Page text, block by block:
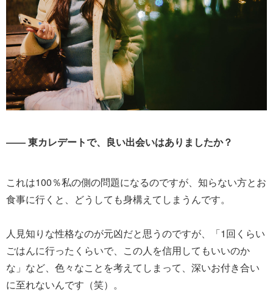
―― 東カレデートで、良い出会いはありましたか？
これは100％私の側の問題になるのですが、知らない方とお
食事に行くと、どうしても身構えてしまうんです。
人見知りな性格なのが元凶だと思うのですが、「1回くらい
ごはんに行ったくらいで、この人を信用してもいいのか
な」など、色々なことを考えてしまって、深いお付き合い
に至れないんです（笑）。